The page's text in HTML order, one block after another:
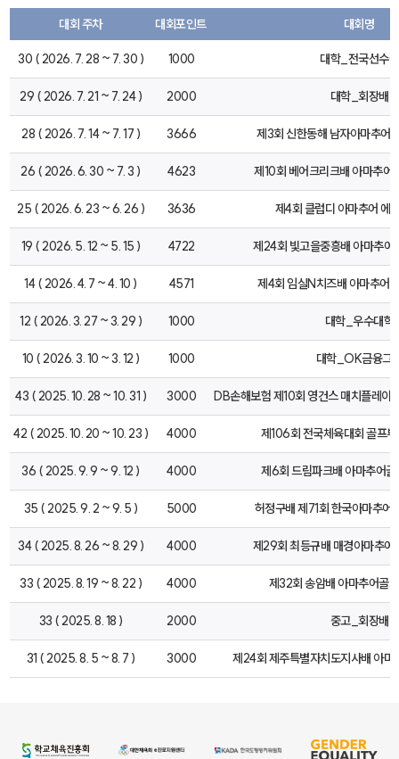
대회 주차 대회포인트 대회명
30 ( 2026. 7. 28 ~ 7. 30 ) 1000 대학_전국선수권
29 ( 2026. 7. 21 ~ 7. 24 ) 2000 대학_회장배
28 ( 2026. 7. 14 ~ 7. 17 ) 3666 제3회 신한동해 남자아마추어
26 ( 2026. 6. 30 ~ 7. 3 ) 4623 제10회 베어크리크배 아마추어
25 ( 2026. 6. 23 ~ 6. 26 ) 3636 제4회 클럽디 아마추어 에
19 ( 2026. 5. 12 ~ 5. 15 ) 4722 제24회 빛고을중흥배 아마추어
14 ( 2026. 4. 7 ~ 4. 10 ) 4571 제4회 임실N치즈배 아마추어
12 ( 2026. 3. 27 ~ 3. 29 ) 1000 대학_우수대학
10 ( 2026. 3. 10 ~ 3. 12 ) 1000 대학_OK금융그
43 ( 2025. 10. 28 ~ 10. 31 ) 3000 DB손해보험 제10회 영건스 매치플레
42 ( 2025. 10. 20 ~ 10. 23 ) 4000 제106회 전국체육대회 골프
36 ( 2025. 9. 9 ~ 9. 12 ) 4000 제6회 드림파크배 아마추어
35 ( 2025. 9. 2 ~ 9. 5 ) 5000 허정구배 제71회 한국아마추어
34 ( 2025. 8. 26 ~ 8. 29 ) 4000 제29회 최등규배 매경아마추어
33 ( 2025. 8. 19 ~ 8. 22 ) 4000 제32회 송암배 아마추어골
33 ( 2025. 8. 18 ) 2000 중고_회장배
31 ( 2025. 8. 5 ~ 8. 7 ) 3000 제24회 제주특별자치도지사배 아마